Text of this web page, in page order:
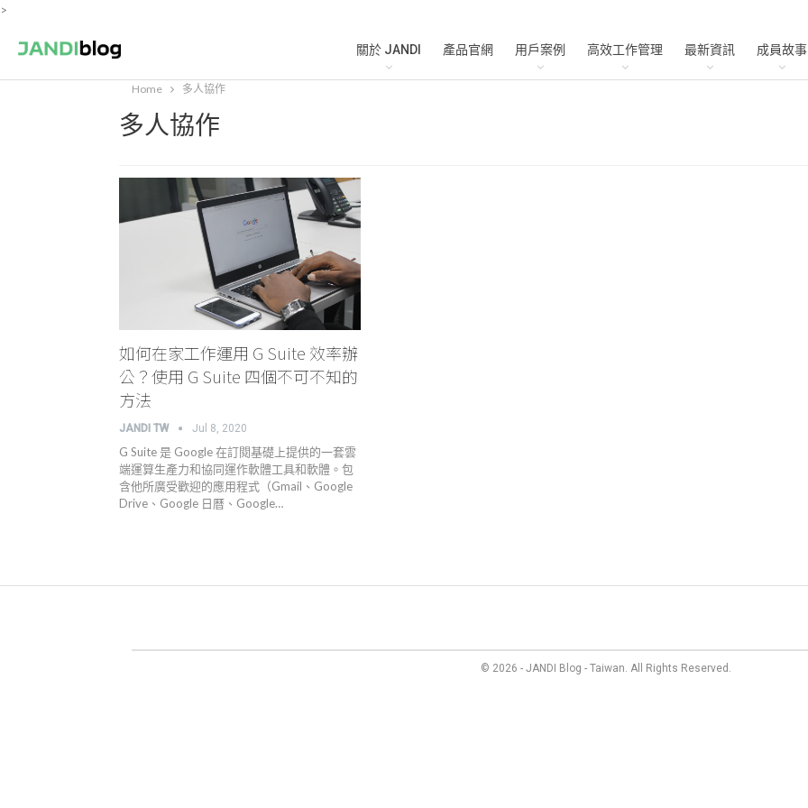
>
關於 JANDI 產品官網 用戶案例 高效工作管理 最新資訊 成員故事
Home 多人協作
多人協作
如何在家工作運用 G Suite 效率辦
公？使用 G Suite 四個不可不知的
方法
JANDI TW Jul 8, 2020
G Suite 是 Google 在訂閱基礎上提供的一套雲
端運算生產力和協同運作軟體工具和軟體。包
含他所廣受歡迎的應用程式（Gmail、Google
Drive、Google 日曆、Google…
© 2026 - JANDI Blog - Taiwan. All Rights Reserved.